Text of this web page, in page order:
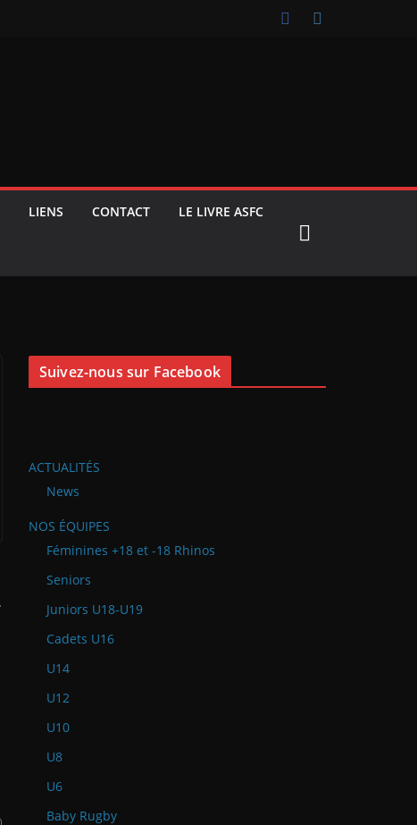
LIENS CONTACT LE LIVRE ASFC
Suivez-nous sur Facebook
ACTUALITÉS
News
NOS ÉQUIPES
Féminines +18 et -18 Rhinos
Seniors
Juniors U18-U19
Cadets U16
U14
U12
U10
U8
U6
Baby Rugby